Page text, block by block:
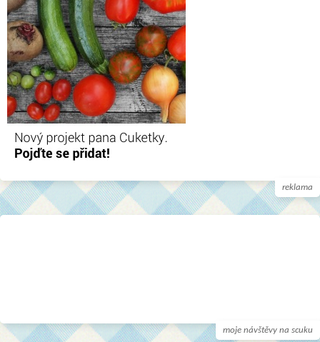
reklama
moje návštěvy na scuku